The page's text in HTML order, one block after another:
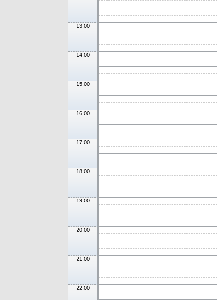
13:00
14:00
15:00
16:00
17:00
18:00
19:00
20:00
21:00
22:00